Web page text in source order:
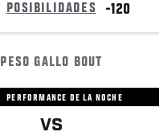
POSIBILIDADES -120
PESO GALLO BOUT
PERFORMANCE DE LA NOCHE
VS